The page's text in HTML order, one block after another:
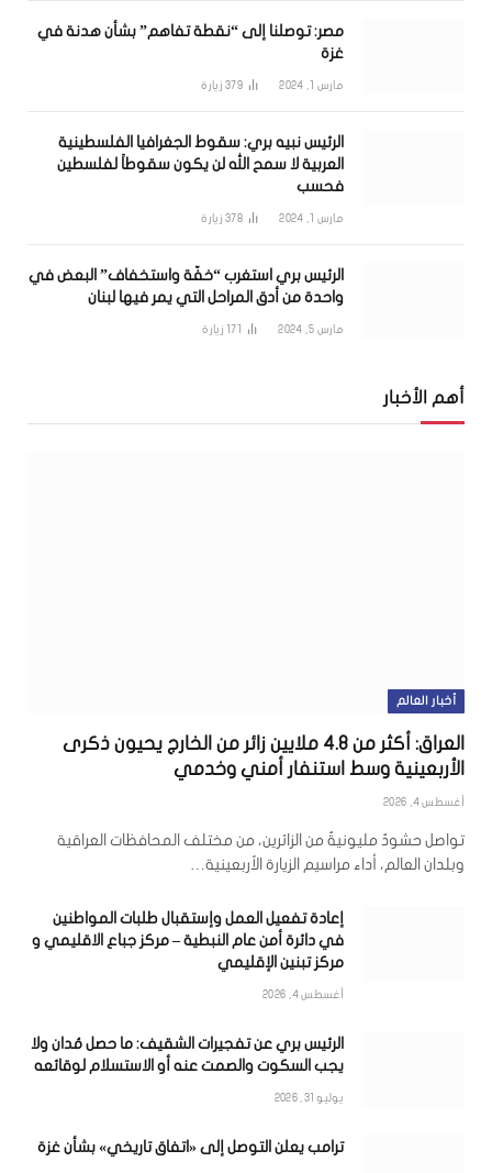
مصر: توصلنا إلى “نقطة تفاهم” بشأن هدنة في
غزة
مارس 1, 2024 379 زيارة
الرئيس نبيه بري: سقوط الجغرافيا الفلسطينية
العربية لا سمح الله لن يكون سقوطاً لفلسطين
فحسب
مارس 1, 2024 378 زيارة
الرئيس بري استغرب “خفّة واستخفاف” البعض في
واحدة من أدق المراحل التي يمر فيها لبنان
مارس 5, 2024 171 زيارة
أهم الأخبار
أخبار العالم
العراق: أكثر من 4.8 ملايين زائر من الخارج يحيون ذكرى
الأربعينية وسط استنفار أمني وخدمي
أغسطس 4, 2026
تواصل حشودٌ مليونيةٌ من الزائرين، من مختلف المحافظات العراقية
وبلدان العالم، أداء مراسيم الزيارة الأربعينية…
إعادة تفعيل العمل وإستقبال طلبات المواطنين
في دائرة أمن عام النبطية – مركز جباع الاقليمي و
مركز تبنين الإقليمي
أغسطس 4, 2026
الرئيس بري عن تفجيرات الشقيف: ما حصل مُدان ولا
يجب السكوت والصمت عنه أو الاستسلام لوقائعه
يوليو 31, 2026
ترامب يعلن التوصل إلى «اتفاق تاريخي» بشأن غزة